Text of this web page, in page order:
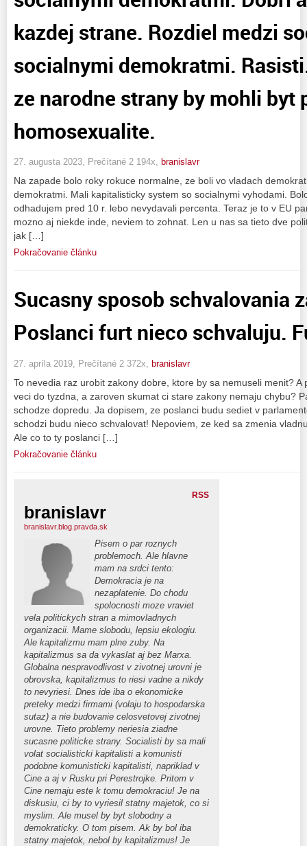
kazdej strane. Rozdiel medzi
socialnymi demokratmi.
ze narodne strany by mohli byt
homosexualite.
27. augusta 2023, Prečítané 2 194x, branislavr
Na zapade bolo roky rokuce normalne, ze boli vo vladach
demokratmi. Mali kapitalisticky system so socialnymi vyhodami.
odhadujem pred 10 r. lebo nevydavali percenta. Teraz je to v EU
mozno aj niekde inde, neviem to zohnat. Len u nas sa tieto dve
jak […]
Pokračovanie článku
Sucasny sposob schvalovania
Poslanci furt nieco schvaluju.
27. apríla 2019, Prečítané 2 372x, branislavr
To nevedia raz urobit zakony dobre, ktore by sa nemuseli menit?
veci do tyzdna, a zaroven skumat ci stare zakony nemaju chybu?
schodze dopredu. Ja dopisem, ze poslanci budu sediet v
schodzi budu nieco schvalovat! Nepoviem, ze ked sa zmenia
Ale co to ty poslanci […]
Pokračovanie článku
RSS
branislavr
branislavr.blog.pravda.sk
Pisem o par roznych
problemoch. Ale hlavne
mam na srdci tento:
Demokracia je na
nezaplatenie. Do chodu
spolocnosti moze vraviet
vela politickych stran a mimovladnych
organizacii. Mame slobodu, lepsiu ekologiu.
Ale kapitalizmu mam plne zuby. Na
kapitalizmus sa da vykaslat aj bez Marxa.
Globalna nespravodlivost v zivotnej urovni je
obrovska, kapitalizmus to riesi vadne a nikdy
to nevyriesi. Dnes ide iba o ekonomicke
preteky medzi firmami (volaju to hospodarska
sutaz) a nie budovanie celosvetovej zivotnej
urovne. Tieto problemy neriesia ziadne
sucasne politicke strany. Socialisti by sa mali
volat socialisticki kapitalisti a komunisti
podobne komunisticki kapitalisti, napriklad v
Cine a aj v Rusku pri Perestrojke. Pritom v
Cine nemaju este k tomu demokraciu! Je na
diskusiu, ci by to vyriesil statny majetok, co si
myslim. Ale musel by byt slobodny a
demokraticky. O tom pisem. Ak by bol iba
statny majetok, nebol by kapitalizmus! Je